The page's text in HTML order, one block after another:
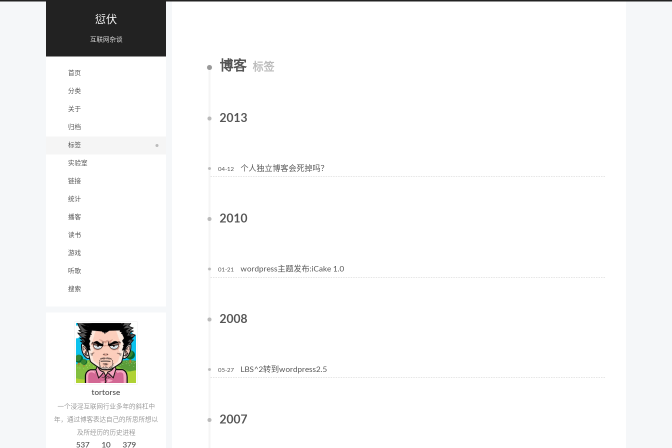
愆伏
互联网杂谈
首页
分类
关于
归档
标签
实验室
链接
统计
播客
读书
游戏
听歌
搜索
tortorse
一个浸淫互联网行业多年的斜杠中
年，通过博客表达自己的所思所想以
及所经历的历史进程
537 10 379
博客 标签
2013
04-12 个人独立博客会死掉吗？
2010
01-21 wordpress主题发布:iCake 1.0
2008
05-27 LBS^2转到wordpress2.5
2007